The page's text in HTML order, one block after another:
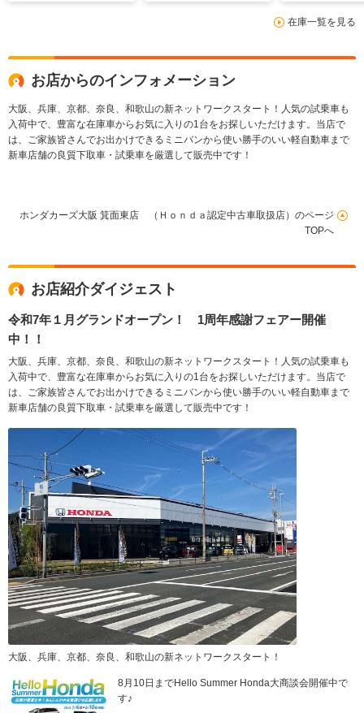
ニター LEDオートラ
力 Bluetooth
スポットモニター
ンサ
ト 両側電動
ドア CD/
イドエアバッ
在庫一覧を見る
お店からのインフォメーション
大阪、兵庫、京都、奈良、和歌山の新ネットワークスタート！人気の試乗車も
入荷中で、豊富な在庫車からお気に入りの1台をお探しいただけます。当店で
は、ご家族皆さんでお出かけできるミニバンから使い勝手のいい軽自動車まで
新車店舗の良質下取車・試乗車を厳選して販売中です！
ホンダカーズ大阪 箕面東店 （Ｈｏｎｄａ認定中古車取扱店）のページ
TOPへ
お店紹介ダイジェスト
令和7年１月グランドオープン！ 1周年感謝フェアー開催
中！！
大阪、兵庫、京都、奈良、和歌山の新ネットワークスタート！人気の試乗車も
入荷中で、豊富な在庫車からお気に入りの1台をお探しいただけます。当店で
は、ご家族皆さんでお出かけできるミニバンから使い勝手のいい軽自動車まで
新車店舗の良質下取車・試乗車を厳選して販売中です！
大阪、兵庫、京都、奈良、和歌山の新ネットワークスタート！
8月10日までHello Summer Honda大商談会開催中で
す♪